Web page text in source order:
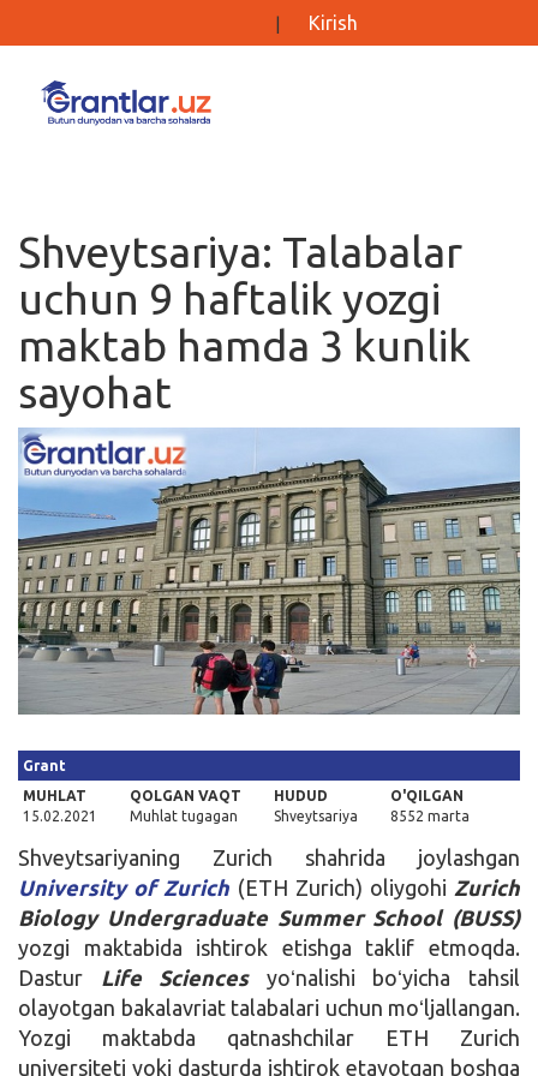
Ishlar
Kurslar
Blog
Yana
Qidirish
Kirish
Kirish
Shveytsariya: Talabalar
uchun 9 haftalik yozgi
maktab hamda 3 kunlik
sayohat
Grant
MUHLAT
15.02.2021
QOLGAN VAQT
Muhlat tugagan
HUDUD
Shveytsariya
O'QILGAN
8552 marta
Shveytsariyaning Zurich shahrida joylashgan
University of Zurich (ETH Zurich) oliygohi Zurich
Biology Undergraduate Summer School (BUSS)
yozgi maktabida ishtirok etishga taklif etmoqda.
Dastur Life Sciencesyoʻnalishi boʻyicha tahsil
olayotgan bakalavriat talabalari uchun moʻljallangan.
Yozgi maktabda qatnashchilar ETH Zurich
universiteti yoki dasturda ishtirok etayotgan boshqa